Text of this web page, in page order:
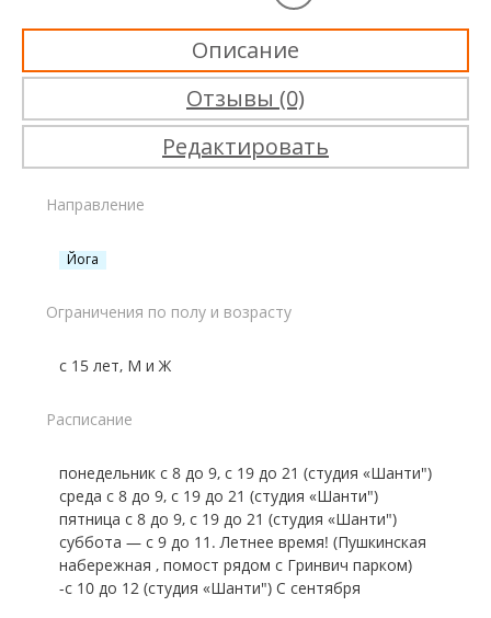
Описание
Отзывы (0)
Редактировать
Направление
Йога
Ограничения по полу и возрасту
с 15 лет, М и Ж
Расписание
понедельник с 8 до 9, с 19 до 21 (студия «Шанти")
среда с 8 до 9, с 19 до 21 (студия «Шанти")
пятница с 8 до 9, с 19 до 21 (студия «Шанти")
суббота — с 9 до 11. Летнее время! (Пушкинская
набережная , помост рядом с Гринвич парком)
-с 10 до 12 (студия «Шанти") С сентября